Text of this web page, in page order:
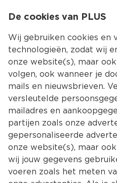
Terug
De cookies van PLUS
Wij gebruiken cookies en
technologieën, zodat wij
onze website(s), maar
volgen, ook wanneer je
mails en nieuwsbrieven.
versleutelde
mailadres en
partijen zoals onze
gepersonaliseerde
onze website(s), maar
wij jouw gegevens
voeren zoals het meten